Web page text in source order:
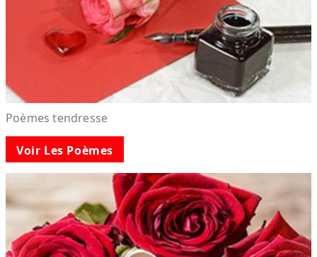
Poèmes tendresse
Voir Les Poèmes